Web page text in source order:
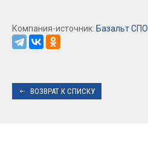
Компания-источник: Базальт СПО
ВОЗВРАТ К СПИСКУ